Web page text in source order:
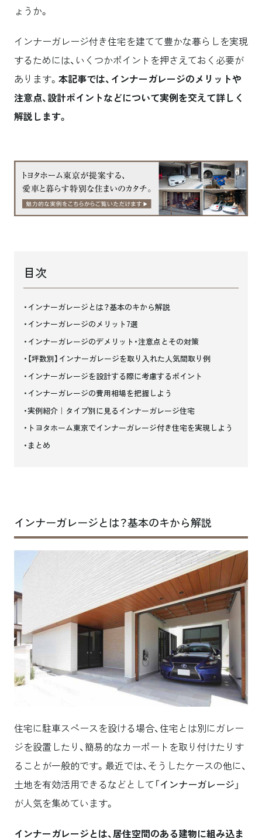
ょうか。
インナーガレージ付き住宅を建てて豊かな暮らしを実現
するためには、いくつかポイントを押さえておく必要が
あります。 本記事では、インナーガレージのメリットや
注意点、設計ポイントなどについて実例を交えて詳しく
解説します。
目次
インナーガレージとは？基本のキから解説
インナーガレージのメリット7選
インナーガレージのデメリット・注意点とその対策
【坪数別】インナーガレージを取り入れた人気間取り例
インナーガレージを設計する際に考慮するポイント
インナーガレージの費用相場を把握しよう
実例紹介｜タイプ別に見るインナーガレージ住宅
トヨタホーム東京でインナーガレージ付き住宅を実現しよう
まとめ
インナーガレージとは？基本のキから解説
住宅に駐車スペースを設ける場合、住宅とは別にガレー
ジを設置したり、簡易的なカーポートを取り付けたりす
ることが一般的です。最近では、そうしたケースの他に、
土地を有効活用できるなどとして「インナーガレージ 」
が人気を集めています。
インナーガレージとは、居住空間のある建物に組み込ま